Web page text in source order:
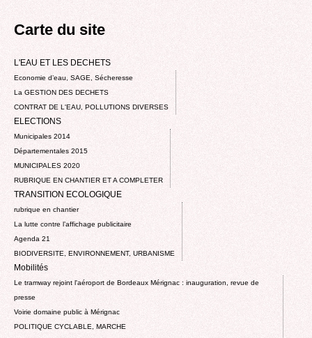
Carte du site
L'EAU ET LES DECHETS
Economie d’eau, SAGE, Sécheresse
La GESTION DES DECHETS
CONTRAT DE L'EAU, POLLUTIONS DIVERSES
ELECTIONS
Municipales 2014
Départementales 2015
MUNICIPALES 2020
RUBRIQUE EN CHANTIER ET A COMPLETER
TRANSITION ECOLOGIQUE
rubrique en chantier
La lutte contre l’affichage publicitaire
Agenda 21
BIODIVERSITE, ENVIRONNEMENT, URBANISME
Mobilités
Le tramway rejoint l'aéroport de Bordeaux Mérignac : inauguration, revue de
presse
Voirie domaine public à Mérignac
POLITIQUE CYCLABLE, MARCHE